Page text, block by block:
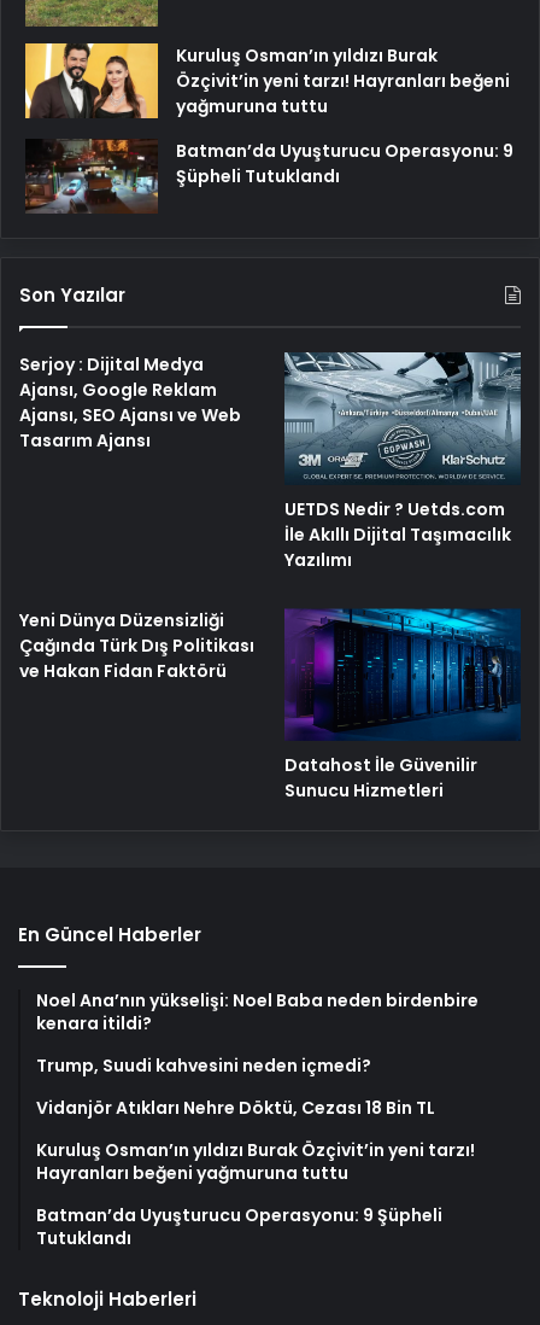
Kuruluş Osman’ın yıldızı Burak
Özçivit’in yeni tarzı! Hayranları beğeni
yağmuruna tuttu
Batman’da Uyuşturucu Operasyonu: 9
Şüpheli Tutuklandı
Son Yazılar
Serjoy : Dijital Medya
Ajansı, Google Reklam
Ajansı, SEO Ajansı ve Web
Tasarım Ajansı
UETDS Nedir ? Uetds.com
İle Akıllı Dijital Taşımacılık
Yazılımı
Yeni Dünya Düzensizliği
Çağında Türk Dış Politikası
ve Hakan Fidan Faktörü
Datahost İle Güvenilir
Sunucu Hizmetleri
En Güncel Haberler
Noel Ana’nın yükselişi: Noel Baba neden birdenbire
kenara itildi?
Trump, Suudi kahvesini neden içmedi?
Vidanjör Atıkları Nehre Döktü, Cezası 18 Bin TL
Kuruluş Osman’ın yıldızı Burak Özçivit’in yeni tarzı!
Hayranları beğeni yağmuruna tuttu
Batman’da Uyuşturucu Operasyonu: 9 Şüpheli
Tutuklandı
Teknoloji Haberleri